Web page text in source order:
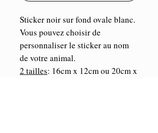
Sticker noir sur fond ovale blanc.
Vous pouvez choisir de
personnaliser le sticker au nom
de votre animal.
2 tailles: 16cm x 12cm ou 20cm x